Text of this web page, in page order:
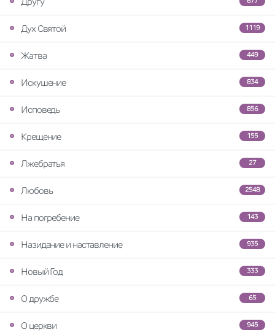
1119
Дух Святой
449
Жатва
834
Искушение
856
Исповедь
155
Крещение
27
Лжебратья
2548
Любовь
143
На погребение
935
Назидание и наставление
333
Новый Год
65
О дружбе
945
О церкви